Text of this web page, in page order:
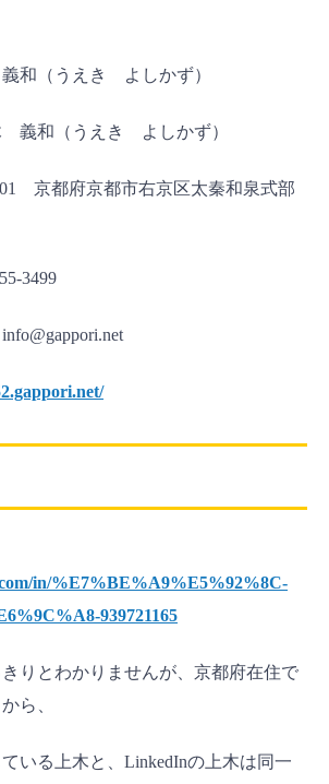
和（うえき よしかず）
義和（うえき よしかず）
京都府京都市右京区太秦和泉式部
3499
in/%E7%BE%A9%E5%92%8C-
939721165
りとわかりませんが、京都府在住で
ら、
いる上木と、LinkedInの上木は同一